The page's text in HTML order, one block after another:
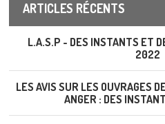
ARTICLES RÉCENTS
L.A.S.P - DES INSTANTS ET
2022
LES AVIS SUR LES OUVRAGES
ANGER : DES